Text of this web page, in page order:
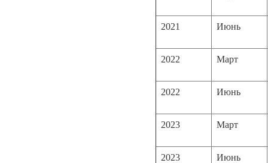
2021 Июнь
2022 Март
2022 Июнь
2023 Март
2023 Июнь